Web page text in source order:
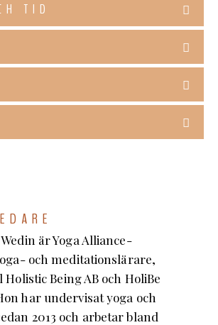
TID
är Yoga Alliance-
och meditationslärare,
Being AB och HoliBe
har undervisat yoga och
2013 och arbetar bland